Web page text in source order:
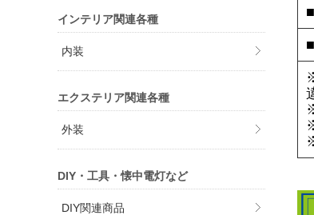
インテリア関連各種
内装
エクステリア関連各種
外装
DIY・工具・懐中電灯など
DIY関連商品